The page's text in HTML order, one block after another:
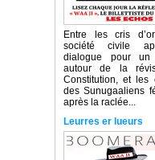
Entre les cris
société civile
dialogue pour un
autour de la
Constitution, et les
des Sunugaaliens
après la raclée...
Leurres er lueurs